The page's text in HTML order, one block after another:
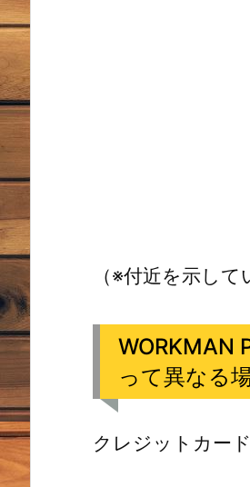
（※付近を示し
WORKMAN
って異なる
クレジットカー